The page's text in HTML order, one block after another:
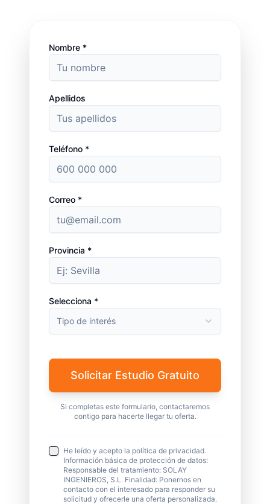
Nombre *
Apellidos
Teléfono *
Correo *
Provincia *
Selecciona *
Tipo de interés
Solicitar Estudio Gratuito
Si completas este formulario, contactaremos
contigo para hacerte llegar tu oferta.
He leído y acepto la política de privacidad.
Información básica de protección de datos:
Responsable del tratamiento: SOLAY
INGENIEROS, S.L. Finalidad: Ponernos en
contacto con el interesado para responder su
solicitud y ofrecerle una oferta personalizada.